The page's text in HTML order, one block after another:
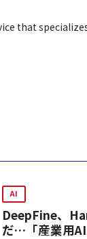
that
AI
DeepFine、
だ…「産業用